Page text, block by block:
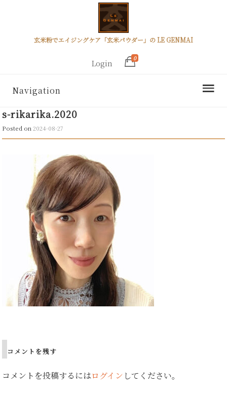
玄米粉でエイジングケア「玄米パウダー」の LE GENMAI
Login
0
Navigation
s-rikarika.2020
Posted on2024-08-27
コメントを残す
コメントを投稿するにはログイン してください。